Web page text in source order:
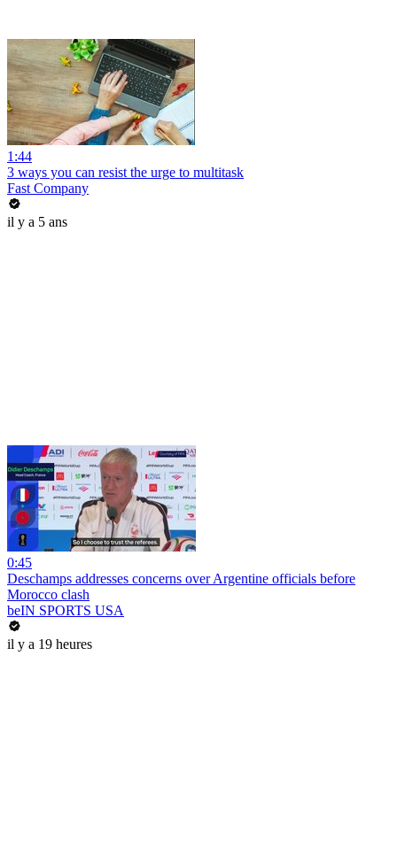
1:44
3 ways you can resist the urge to multitask
Fast Company
il y a 5 ans
0:45
Deschamps addresses concerns over Argentine officials before
Morocco clash
beIN SPORTS USA
il y a 19 heures